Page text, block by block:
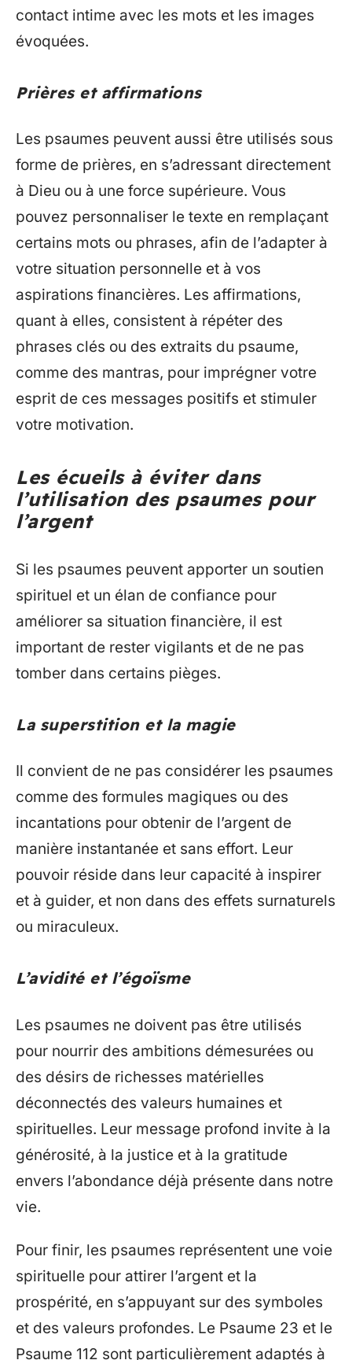
contact intime avec les mots et les images
évoquées.
Prières et affirmations
Les psaumes peuvent aussi être utilisés sous
forme de prières, en s’adressant directement
à Dieu ou à une force supérieure. Vous
pouvez personnaliser le texte en remplaçant
certains mots ou phrases, afin de l’adapter à
votre situation personnelle et à vos
aspirations financières. Les affirmations,
quant à elles, consistent à répéter des
phrases clés ou des extraits du psaume,
comme des mantras, pour imprégner votre
esprit de ces messages positifs et stimuler
votre motivation.
Les écueils à éviter dans
l’utilisation des psaumes pour
l’argent
Si les psaumes peuvent apporter un soutien
spirituel et un élan de confiance pour
améliorer sa situation financière, il est
important de rester vigilants et de ne pas
tomber dans certains pièges.
La superstition et la magie
Il convient de ne pas considérer les psaumes
comme des formules magiques ou des
incantations pour obtenir de l’argent de
manière instantanée et sans effort. Leur
pouvoir réside dans leur capacité à inspirer
et à guider, et non dans des effets surnaturels
ou miraculeux.
L’avidité et l’égoïsme
Les psaumes ne doivent pas être utilisés
pour nourrir des ambitions démesurées ou
des désirs de richesses matérielles
déconnectés des valeurs humaines et
spirituelles. Leur message profond invite à la
générosité, à la justice et à la gratitude
envers l’abondance déjà présente dans notre
vie.
Pour finir, les psaumes représentent une voie
spirituelle pour attirer l’argent et la
prospérité, en s’appuyant sur des symboles
et des valeurs profondes. Le Psaume 23 et le
Psaume 112 sont particulièrement adaptés à